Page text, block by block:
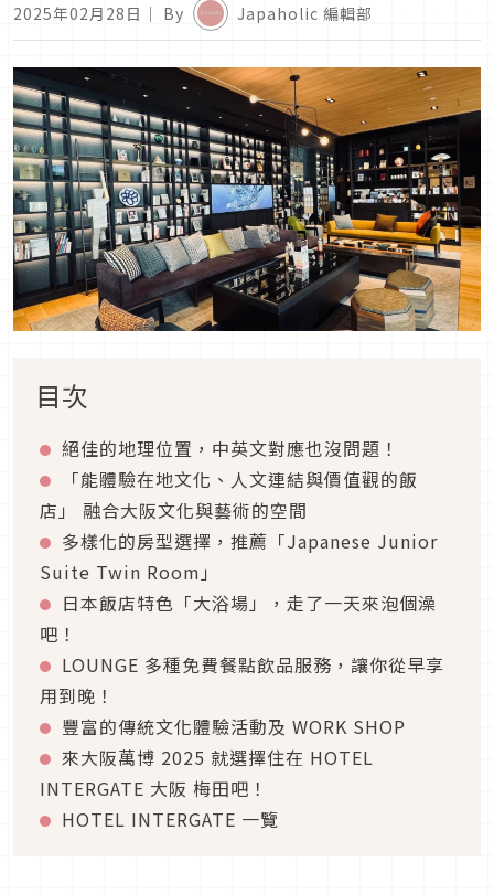
2025年02月28日 ｜ By Japaholic 編輯部
目次
絕佳的地理位置，中英文對應也沒問題！
「能體驗在地文化、人文連結與價值觀的飯
店」 融合大阪文化與藝術的空間
多樣化的房型選擇，推薦「Japanese Junior
Suite Twin Room」
日本飯店特色「大浴場」，走了一天來泡個澡
吧！
LOUNGE 多種免費餐點飲品服務，讓你從早享
用到晚！
豐富的傳統文化體驗活動及 WORK SHOP
來大阪萬博 2025 就選擇住在 HOTEL
INTERGATE 大阪 梅田吧！
HOTEL INTERGATE 一覽